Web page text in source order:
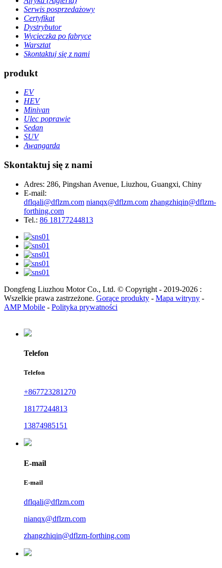
Serwis posprzedażowy
Certyfikat
Dystrybutor
Wycieczka po fabryce
Warsztat
Skontaktuj się z nami
produkt
EV
HEV
Minivan
Ulec poprawie
Sedan
SUV
Awangarda
Skontaktuj się z nami
Adres: 286, Pingshan Avenue, Liuzhou, Guangxi, Chiny
E-mail:
dflqali@dflzm.com nianqx@dflzm.com zhangzhiqin@dflzm-
forthing.com
Tel.: 86 18177244813
Dongfeng Liuzhou Motor Co., Ltd. © Copyright - 2019-2026 :
Wszelkie prawa zastrzeżone. Gorące produkty - Mapa witryny -
AMP Mobile - Polityka prywatności
Telefon
Telefon
+867723281270
18177244813
13874985151
E-mail
E-mail
dflqali@dflzm.com
nianqx@dflzm.com
zhangzhiqin@dflzm-forthing.com